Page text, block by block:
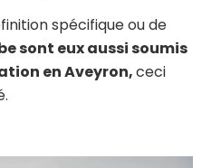
spécifique ou de
sont eux aussi soumis
en Aveyron,ceci